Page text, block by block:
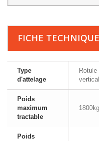
FICHE TECHNIQUE
Type
d'attelage
Poids
maximum
tractable
1800kg
Poids